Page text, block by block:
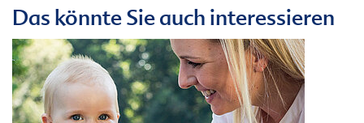
Das könnte Sie auch interessieren